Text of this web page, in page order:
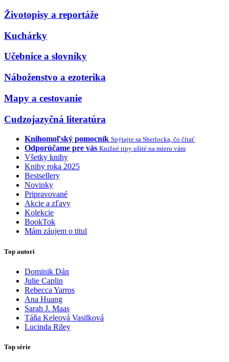
Životopisy a reportáže
Kuchárky
Učebnice a slovníky
Náboženstvo a ezoterika
Mapy a cestovanie
Cudzojazyčná literatúra
Knihomoľský pomocník Spýtajte sa Sherlocka, čo čítať
Odporúčame pre vás Knižné tipy ušité na mieru vám
Všetky knihy
Knihy roka 2025
Bestsellery
Novinky
Pripravované
Akcie a zľavy
Kolekcie
BookTok
Mám záujem o titul
Top autori
Dominik Dán
Julie Caplin
Rebecca Yarros
Ana Huang
Sarah J. Maas
Táňa Keleová Vasilková
Lucinda Riley
Top série